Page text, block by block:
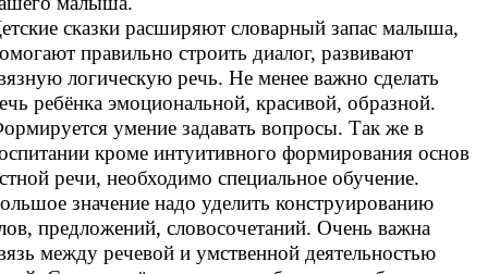
сказки расширяют словарный запас малыша,
правильно строить диалог, развивают
логическую речь. Не менее важно сделать
ребёнка эмоциональной, красивой, образной.
умение задавать вопросы. Так же в
кроме интуитивного формирования основ
речи, необходимо специальное обучение.
значение надо уделить конструированию
предложений, словосочетаний. Очень важна
между речевой и умственной деятельностью